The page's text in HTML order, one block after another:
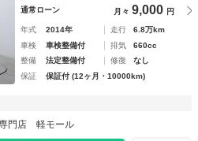
通常ローン 月々 9,000 円
年式 2014年 走行
6.8万km
車検
車検整備付 排気
660cc
整備
法定整備付 修復
なし
保証
保証付 (12ヶ月・10000km)
門店 軽モール